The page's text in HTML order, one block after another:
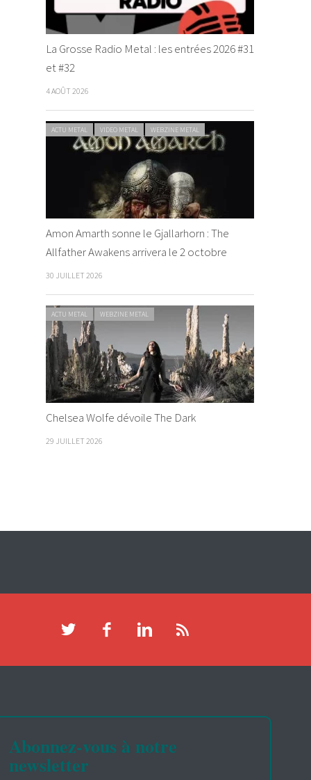
La Grosse Radio Metal : les entrées 2026 #31
et #32
4 AOÛT 2026
ACTU METAL VIDEO METAL WEBZINE METAL
Amon Amarth sonne le Gjallarhorn : The
Allfather Awakens arrivera le 2 octobre
30 JUILLET 2026
ACTU METAL WEBZINE METAL
Chelsea Wolfe dévoile The Dark
29 JUILLET 2026
Abonnez-vous à notre
newsletter